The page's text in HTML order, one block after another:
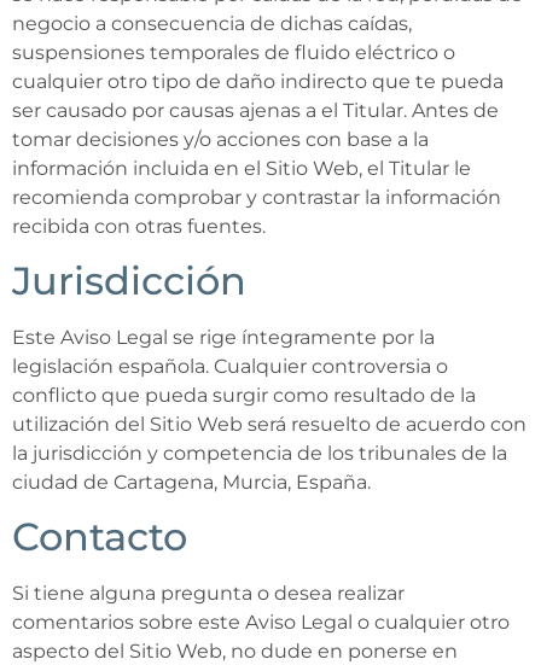
negocio a consecuencia de dichas caídas,
suspensiones temporales de fluido eléctrico o
cualquier otro tipo de daño indirecto que te pueda
ser causado por causas ajenas a el Titular. Antes de
tomar decisiones y/o acciones con base a la
información incluida en el Sitio Web, el Titular le
recomienda comprobar y contrastar la información
recibida con otras fuentes.
Jurisdicción
Este Aviso Legal se rige íntegramente por la
legislación española. Cualquier controversia o
conflicto que pueda surgir como resultado de la
utilización del Sitio Web será resuelto de acuerdo con
la jurisdicción y competencia de los tribunales de la
ciudad de Cartagena, Murcia, España.
Contacto
Si tiene alguna pregunta o desea realizar
comentarios sobre este Aviso Legal o cualquier otro
aspecto del Sitio Web, no dude en ponerse en